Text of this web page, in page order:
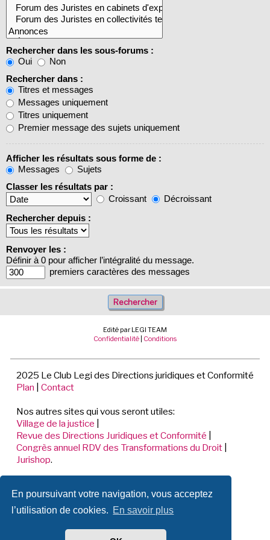
En poursuivant votre navigation, vous acceptez
l’utilisation de cookies. En savoir plus
Rechercher dans les sous-forums :
Oui
Non
Rechercher dans :
Titres et messages
Messages uniquement
Titres uniquement
Premier message des sujets uniquement
Afficher les résultats sous forme de :
Messages
Sujets
Classer les résultats par :
Croissant
Décroissant
Rechercher depuis :
Renvoyer les :
Définir à 0 pour afficher l’intégralité du message.
premiers caractères des messages
Edité par LEGI TEAM
Confidentialité Conditions
2025 Le Club Legi des Directions juridiques et Conformité
Plan
Contact
Nos autres sites qui vous seront utiles:
Village de la justice
Revue des Directions Juridiques et Conformité
Congrès annuel RDV des Transformations du Droit
Jurishop.
198 Avenue de Verdun
92441 ISSY LES MOULINEAUX CEDEX